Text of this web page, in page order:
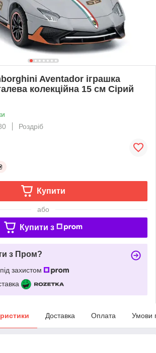
Aventador іграшка
колекційна 15 см Сірий
Роздріб
Купити
або
Купити з
з Пром?
захистом
Доставка Оплата Умови